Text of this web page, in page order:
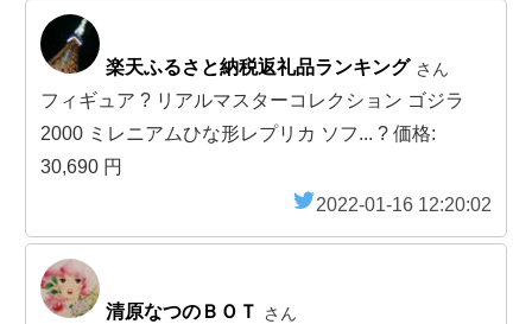
楽天ふるさと納税返礼品ランキング さん
フィギュア ? リアルマスターコレクション ゴジラ
2000 ミレニアムひな形レプリカ ソフ... ? 価格:
30,690 円
2022-01-16 12:20:02
清原なつのＢＯＴ さん